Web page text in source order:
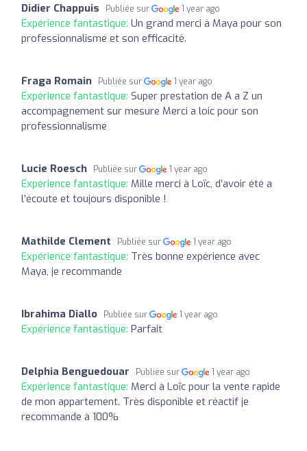
Didier Chappuis Publiée sur 1 year ago
Expérience fantastique: Un grand merci à Maya pour son
professionnalisme et son efficacité.
Fraga Romain Publiée sur 1 year ago
Expérience fantastique: Super prestation de A a Z un
accompagnement sur mesure Merci a loic pour son
professionnalisme
Lucie Roesch Publiée sur 1 year ago
Expérience fantastique: Mille merci à Loïc, d’avoir été a
l’écoute et toujours disponible !
Mathilde Clement Publiée sur 1 year ago
Expérience fantastique: Très bonne expérience avec
Maya, je recommande
Ibrahima Diallo Publiée sur 1 year ago
Expérience fantastique: Parfait
Delphia Benguedouar Publiée sur 1 year ago
Expérience fantastique: Merci à Loïc pour la vente rapide
de mon appartement. Très disponible et réactif je
recommande à 100%